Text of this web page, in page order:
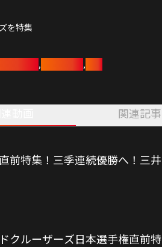
を特集
, ,
関連記事
前特集！三季連続優勝へ！
クルーザーズ日本選手権直前